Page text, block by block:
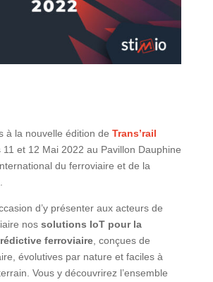
à la nouvelle édition de Trans’rail
11 et 12 Mai 2022 au Pavillon Dauphine
du ferroviaire et de la
d’y présenter aux acteurs de
nos solutions IoT pour la
ferroviaire, conçues de
évolutives par nature et faciles à
Vous y découvrirez l’ensemble